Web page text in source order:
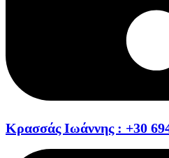
Κρασσάς Ιωάννης : +30